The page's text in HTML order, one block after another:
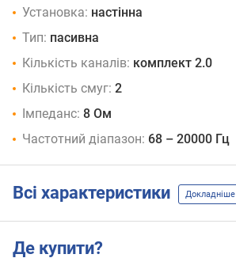
Установка: настінна
Тип: пасивна
Кількість каналів: комплект 2.0
Кількість смуг: 2
Імпеданс: 8 Ом
Частотний діапазон: 68 – 20000 Гц
Всі характеристики Докладніше
Де купити?